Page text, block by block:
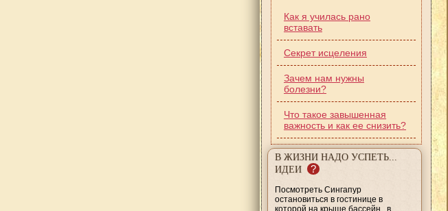
Как я училась рано
вставать
Секрет исцеления
Зачем нам нужны
болезни?
Что такое завышенная
важность и как ее снизить?
В ЖИЗНИ НАДО УСПЕТЬ...
ИДЕИ
?
Посмотреть Сингапур
остановиться в гостинице в
которой на крыше бассейн , в